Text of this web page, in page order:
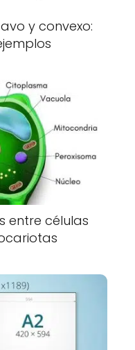
y convexo:
entre células